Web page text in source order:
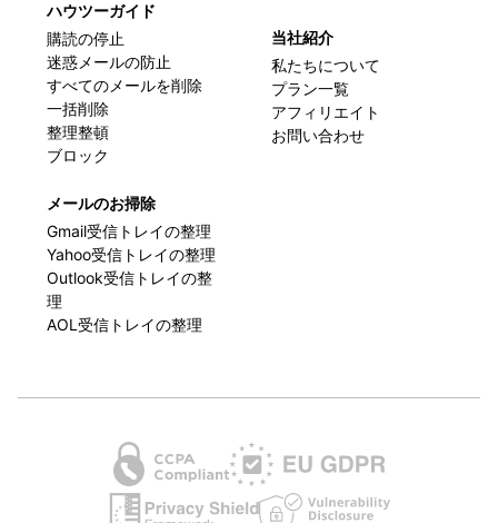
ハウツーガイド
購読の停止
迷惑メールの防止
すべてのメールを削除
一括削除
整理整頓
ブロック
メールのお掃除
Gmail受信トレイの整理
Yahoo受信トレイの整理
Outlook受信トレイの整
理
AOL受信トレイの整理
当社紹介
私たちについて
プラン一覧
アフィリエイト
お問い合わせ